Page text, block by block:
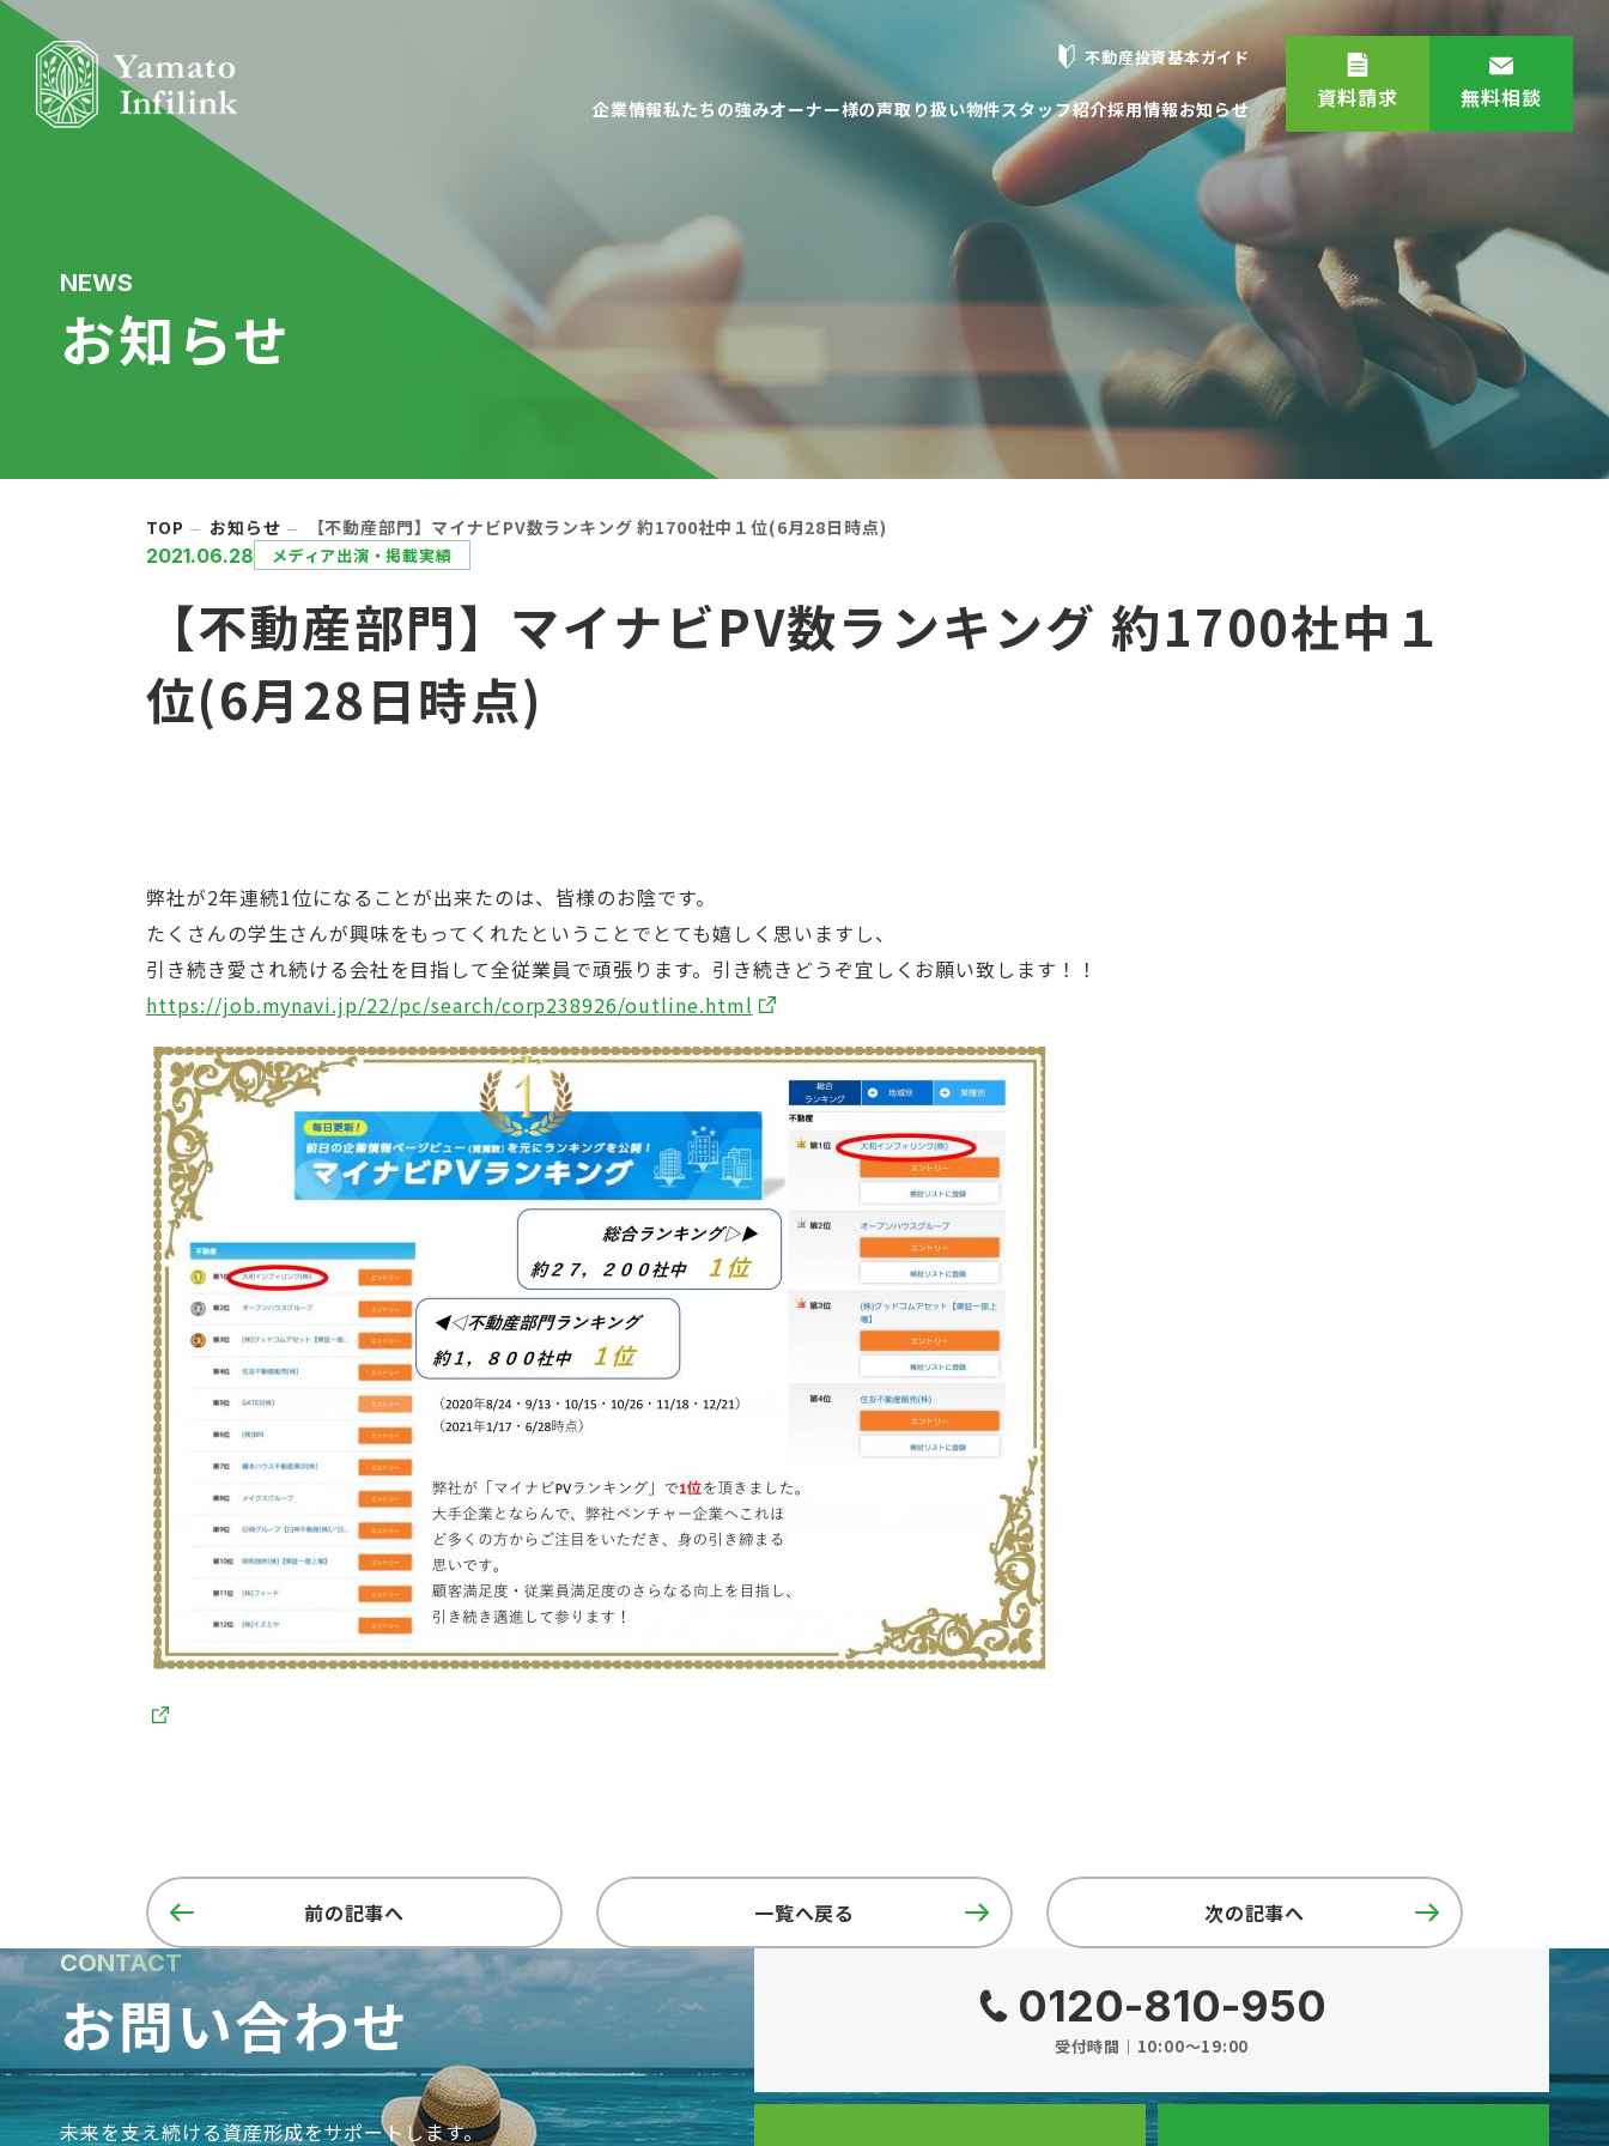
資料請求 無料相談
不動産投資基本ガイド
企業情報私たちの強みオーナー様の声取り扱い物件スタッフ紹介採用情報お知らせ
お知らせ
NEWS
TOP お知らせ
【不動産部門】マイナビPV数ランキング 約1700社中１位(6月28日時点)
2021.06.28
メディア出演・掲載実績
【不動産部門】マイナビPV数ランキング 約1700社中１
位(6月28日時点)
弊社が2年連続1位になることが出来たのは、皆様のお陰です。
たくさんの学生さんが興味をもってくれたということでとても嬉しく思いますし、
引き続き愛され続ける会社を目指して全従業員で頑張ります。引き続きどうぞ宜しくお願い致します！！
https://job.mynavi.jp/22/pc/search/corp238926/outline.html
前の記事へ 次の記事へ
一覧へ戻る
CONTACT
お問い合わせ
未来を支え続ける資産形成をサポートします。
0120-810-950
受付時間｜10:00～19:00